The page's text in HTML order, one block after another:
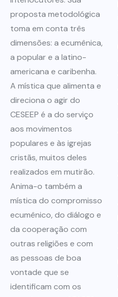
proposta metodológica
toma em conta três
dimensões: a ecumênica,
a popular e a latino-
americana e caribenha.
A mística que alimenta e
direciona o agir do
CESEEP é a do serviço
aos movimentos
populares e às igrejas
cristãs, muitos deles
realizados em mutirão.
Anima-o também a
mística do compromisso
ecumênico, do diálogo e
da cooperação com
outras religiões e com
as pessoas de boa
vontade que se
identificam com os